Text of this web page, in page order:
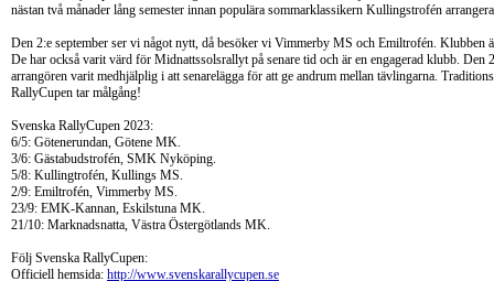
nästan två månader lång semester innan populära sommarklassikern Kullingstrofén
Den 2:e september ser vi något nytt, då besöker vi Vimmerby MS och Emiltrofén. Klubben
De har också varit värd för Midnattssolsrallyt på senare tid och är en engagerad klubb.
arrangören varit medhjälplig i att senarelägga för att ge andrum mellan tävlingarna.
RallyCupen tar målgång!
Svenska RallyCupen 2023:
6/5: Götenerundan, Götene MK.
3/6: Gästabudstrofén, SMK Nyköping.
5/8: Kullingtrofén, Kullings MS.
2/9: Emiltrofén, Vimmerby MS.
23/9: EMK-Kannan, Eskilstuna MK.
21/10: Marknadsnatta, Västra Östergötlands MK.
Följ Svenska RallyCupen:
Officiell hemsida: http://www.svenskarallycupen.se